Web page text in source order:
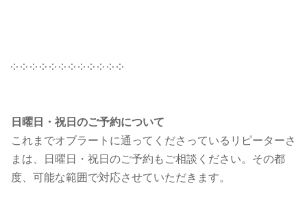
༶ ༶ ༶ ༶ ༶ ༶ ༶ ༶ ༶ ༶ ༶ ༶
日曜日・祝日のご予約について
これまでオブラートに通ってくださっているリピーターさ
まは、日曜日・祝日のご予約もご相談ください。その都
度、可能な範囲で対応させていただきます。